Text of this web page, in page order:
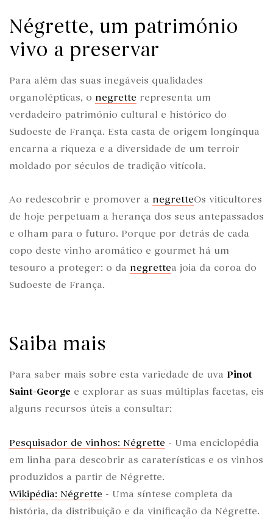
Négrette, um património
vivo a preservar
Para além das suas inegáveis qualidades
organolépticas, o negrette representa um
verdadeiro património cultural e histórico do
Sudoeste de França. Esta casta de origem longínqua
encarna a riqueza e a diversidade de um terroir
moldado por séculos de tradição vitícola.
Ao redescobrir e promover a negretteOs viticultores
de hoje perpetuam a herança dos seus antepassados
e olham para o futuro. Porque por detrás de cada
copo deste vinho aromático e gourmet há um
tesouro a proteger: o da negrettea joia da coroa do
Sudoeste de França.
Saiba mais
Para saber mais sobre esta variedade de uva Pinot
Saint-George e explorar as suas múltiplas facetas, eis
alguns recursos úteis a consultar:
Pesquisador de vinhos: Négrette - Uma enciclopédia
em linha para descobrir as caraterísticas e os vinhos
produzidos a partir de Négrette.
Wikipédia: Négrette - Uma síntese completa da
história, da distribuição e da vinificação da Négrette.